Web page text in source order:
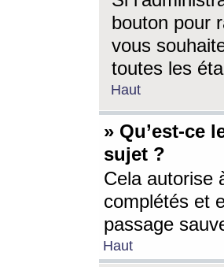
bouton pour
vous
toutes les
Haut
» Qu’est-ce
sujet ?
Cela autorise
complétés et
passage
Haut